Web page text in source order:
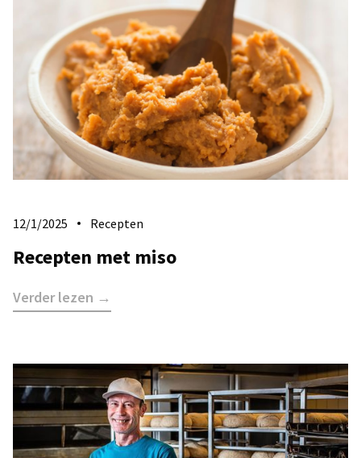
12/1/2025 Recepten
Recepten met miso
Verder lezen →